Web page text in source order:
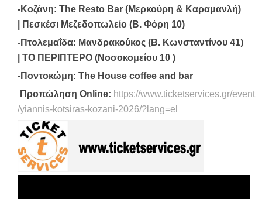
-Κοζάνη: The Resto Bar (Μερκούρη & Καραμανλή)
| Πεσκέσι Μεζεδοπωλείο (Β. Φόρη 10)
-Πτολεμαΐδα: Μανδρακούκος (Β. Κωνσταντίνου 41)
| ΤΟ ΠΕΡΙΠΤΕΡΟ (Νοσοκομείου 10 )
-Ποντοκώμη: The House coffee and bar
Προπώληση Online: https://www.ticketservices.gr/event
/yiannis-kotsiras-kozani-2026/?lang=el